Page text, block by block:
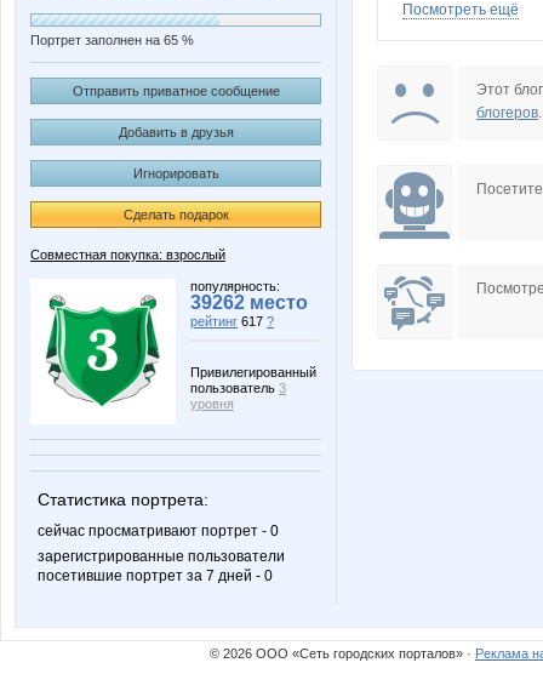
Портрет заполнен на 65 %
Отправить приватное сообщение
Добавить в друзья
Игнорировать
Сделать подарок
Совместная покупка: взрослый
популярность:
39262 место
рейтинг 617 ?
Привилегированный
пользователь 3
уровня
Статистика портрета:
сейчас просматривают портрет - 0
зарегистрированные пользователи
посетившие портрет за 7 дней - 0
kys1977
марг0ша
Посмотреть ещё
Этот
блогеров.
© 2026 ООО «Сеть городских порталов» · Реклама